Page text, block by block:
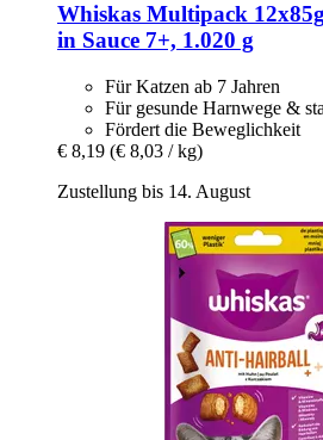
Whiskas Multipack
in Sauce 7+, 1.020 g
Für Katzen ab 7 Jahren
Für gesunde Harnwege &
Fördert die Beweglichkeit
€ 8,19 (€ 8,03 / kg)
Zustellung bis 14. August